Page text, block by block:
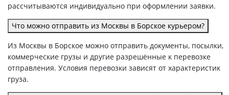
рассчитываются индивидуально при оформлении заявки.
Что можно отправить из Москвы в Борское курьером?
Из Москвы в Борское можно отправить документы, посылки,
коммерческие грузы и другие разрешённые к перевозке
отправления. Условия перевозки зависят от характеристик
груза.